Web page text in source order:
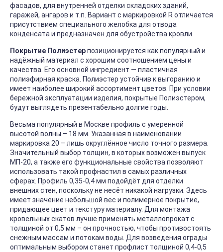
фасадов, для внутренней отделки складских зданий,
гаражей, ангаров и т.п. Вариант с маркировкой R отличается
присутствием специального желобка для отвода
конденсата и предназначен для обустройства кровли.
Покрытие Полиэстерпозиционируется как популярный и
надёжный материал с хорошим соотношением цены и
качества. Его основной ингредиент — пластичная
полиэфирная краска. Полиэстер устойчив к выгоранию и
имеет наиболее широкий ассортимент цветов. При условии
бережной эксплуатации изделия, покрытые Полиэстером,
будут выглядеть презентабельно долгие годы.
Весьма популярный в Москве профиль с умеренной
высотой волны – 18 мм. Указанная в наименовании
маркировка 20 – лишь округлённое число точного размера.
Значительный выбор толщин, в которых возможен выпуск
МП-20, а также его функциональные свойства позволяют
использовать такой профнастил в самых различных
сферах. Профиль 0,35-0,4 мм подойдёт для отделки
внешних стен, поскольку не несёт никакой нагрузки. Здесь
имеет значение небольшой вес и полимерное покрытие,
придающее цвет и текстуру материалу. Для монтажа
кровельных скатов лучше применять металлопрокат с
толщиной от 0,5 мм – он прочностью, чтобы противостоять
снежным массам и потокам воды. Для возведения ограды
оптимальным выбором станет профлист толщиной 0,4-0,5